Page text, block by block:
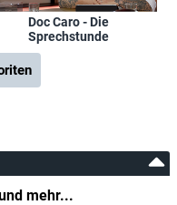
Doc Caro - Die
Sprechstunde
mehr...